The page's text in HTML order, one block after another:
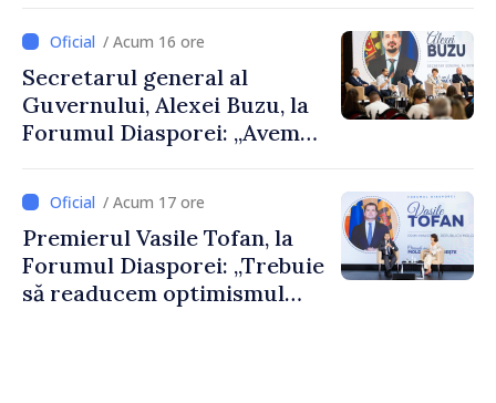
despre parcursul european
al Republicii Moldova.
/ Acum 16 ore
Secretarul general al
Guvernului, Alexei Buzu, la
Forumul Diasporei: „Avem
dumneavoastră pentru a
construi comunități mai
puternice”
/ Acum 17 ore
Premierul Vasile Tofan, la
Forumul Diasporei: „Trebuie
să readucem optimismul